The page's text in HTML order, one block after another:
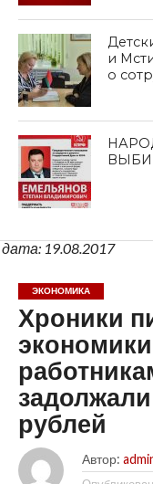
и
о
дата: 19.08.2017
ЭКОНОМИКА
Хроники
рублей
Автор: